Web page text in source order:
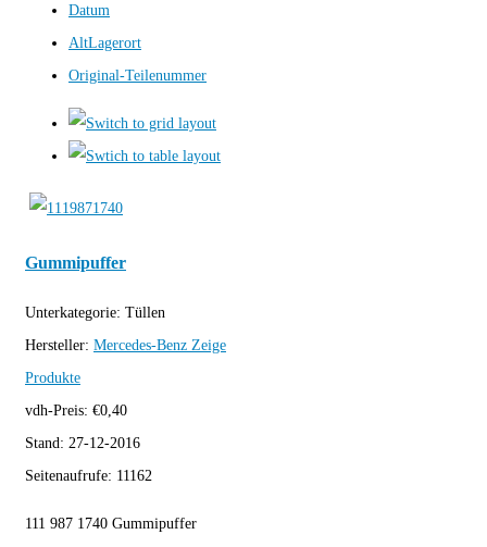
Datum
AltLagerort
Original-Teilenummer
Gummipuffer
Unterkategorie: Tüllen
Hersteller: Mercedes-Benz Zeige
Produkte
vdh-Preis: €0,40
Stand: 27-12-2016
Seitenaufrufe: 11162
111 987 1740 Gummipuffer